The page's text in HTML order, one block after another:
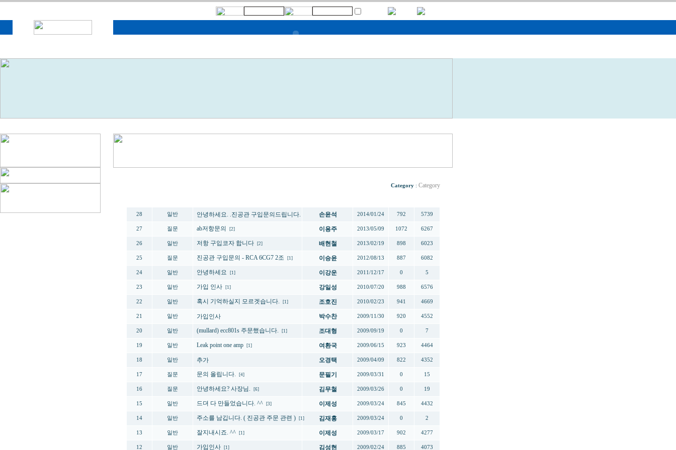
Category: Category
28 일반 안녕하세요. .진공관 구입문의드립니다. 손윤석 2014/01/24 792 5739
27 질문 ab저항문의 [2] 이용주 2013/05/09 1072 6267
26 일반 저항 구입코자 합니다 [2] 배현철 2013/02/19 898 6023
25 질문 진공관 구입문의 - RCA 6CG7 2조 [1] 이승윤 2012/08/13 887 6082
24 일반 안녕하세요 [1] 이강운 2011/12/17 0 5
23 일반 가입 인사 [1] 강일성 2010/07/20 988 6576
22 일반 혹시 기억하실지 모르겟습니다. [1] 조호진 2010/02/23 941 4669
21 일반 가입인사 박수찬 2009/11/30 920 4552
20 일반 (mullard) ecc801s 주문했습니다. [1] 조대형 2009/09/19 0 7
19 일반 Leak point one amp [1] 여환국 2009/06/15 923 4464
18 일반 추가 오경택 2009/04/09 822 4352
17 질문 문의 올립니다. [4] 문필기 2009/03/31 0 15
16 질문 안녕하세요? 사장님. [6] 김무철 2009/03/26 0 19
15 일반 드뎌 다 만들었습니다. ^^ [3] 이제성 2009/03/24 845 4432
14 일반 주소를 남깁니다. ( 진공관 주문 관련 ) [1] 김재홍 2009/03/24 0 2
13 일반 잘지내시죠. ^^ [1] 이제성 2009/03/17 902 4277
12 일반 가입인사 [1] 김성현 2009/02/24 885 4073